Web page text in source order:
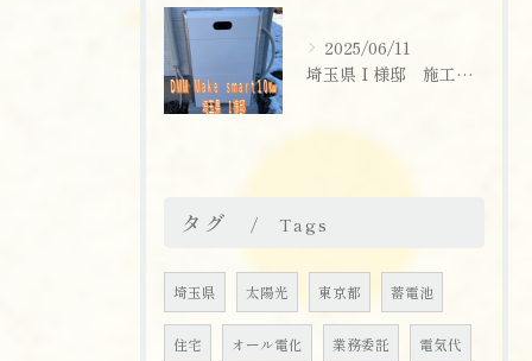
2025/06/11
埼玉県Ｉ様邸 施工実績
タグ Tags
埼玉県 太陽光 東京都 蓄電池
住宅 オール電化 業務委託 電気代
お問い合わせはこちら